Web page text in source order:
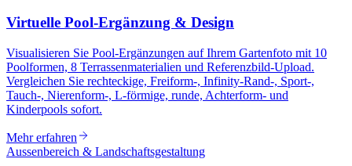
Virtuelle Pool-Ergänzung & Design
Visualisieren Sie Pool-Ergänzungen auf Ihrem Gartenfoto mit 10
Poolformen, 8 Terrassenmaterialien und Referenzbild-Upload.
Vergleichen Sie rechteckige, Freiform-, Infinity-Rand-, Sport-,
Tauch-, Nierenform-, L-förmige, runde, Achterform- und
Kinderpools sofort.
Mehr erfahren
Aussenbereich & Landschaftsgestaltung